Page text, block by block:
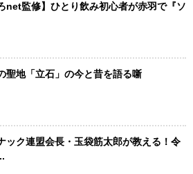
net監修】ひとり飲み初心者が赤羽で『ソ
聖地「立石」の今と昔を語る噺
ック連盟会長・玉袋筋太郎が教える！令